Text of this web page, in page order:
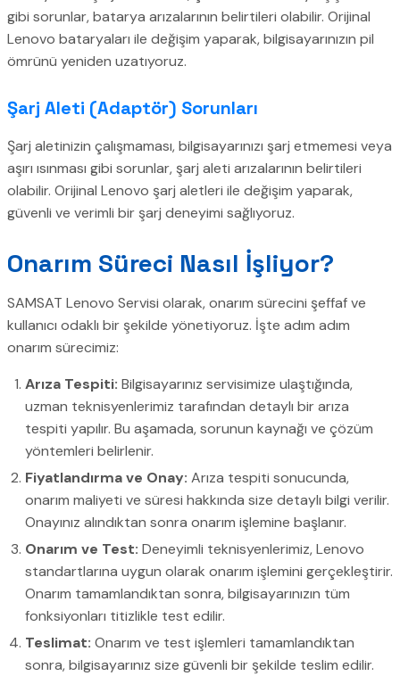
gibi sorunlar, batarya arızalarının belirtileri olabilir. Orijinal
Lenovo bataryaları ile değişim yaparak, bilgisayarınızın pil
ömrünü yeniden uzatıyoruz.
Şarj Aleti (Adaptör) Sorunları
Şarj aletinizin çalışmaması, bilgisayarınızı şarj etmemesi veya
aşırı ısınması gibi sorunlar, şarj aleti arızalarının belirtileri
olabilir. Orijinal Lenovo şarj aletleri ile değişim yaparak,
güvenli ve verimli bir şarj deneyimi sağlıyoruz.
Onarım Süreci Nasıl İşliyor?
SAMSAT Lenovo Servisi olarak, onarım sürecini şeffaf ve
kullanıcı odaklı bir şekilde yönetiyoruz. İşte adım adım
onarım sürecimiz:
Arıza Tespiti: Bilgisayarınız servisimize ulaştığında,
uzman teknisyenlerimiz tarafından detaylı bir arıza
tespiti yapılır. Bu aşamada, sorunun kaynağı ve çözüm
yöntemleri belirlenir.
Fiyatlandırma ve Onay: Arıza tespiti sonucunda,
onarım maliyeti ve süresi hakkında size detaylı bilgi verilir.
Onayınız alındıktan sonra onarım işlemine başlanır.
Onarım ve Test: Deneyimli teknisyenlerimiz, Lenovo
standartlarına uygun olarak onarım işlemini gerçekleştirir.
Onarım tamamlandıktan sonra, bilgisayarınızın tüm
fonksiyonları titizlikle test edilir.
Teslimat: Onarım ve test işlemleri tamamlandıktan
sonra, bilgisayarınız size güvenli bir şekilde teslim edilir.